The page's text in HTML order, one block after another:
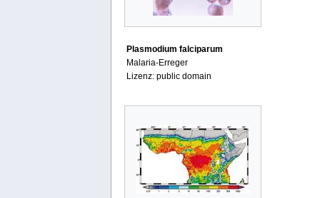
Plasmodium falciparum
Malaria-Erreger
Lizenz: public domain